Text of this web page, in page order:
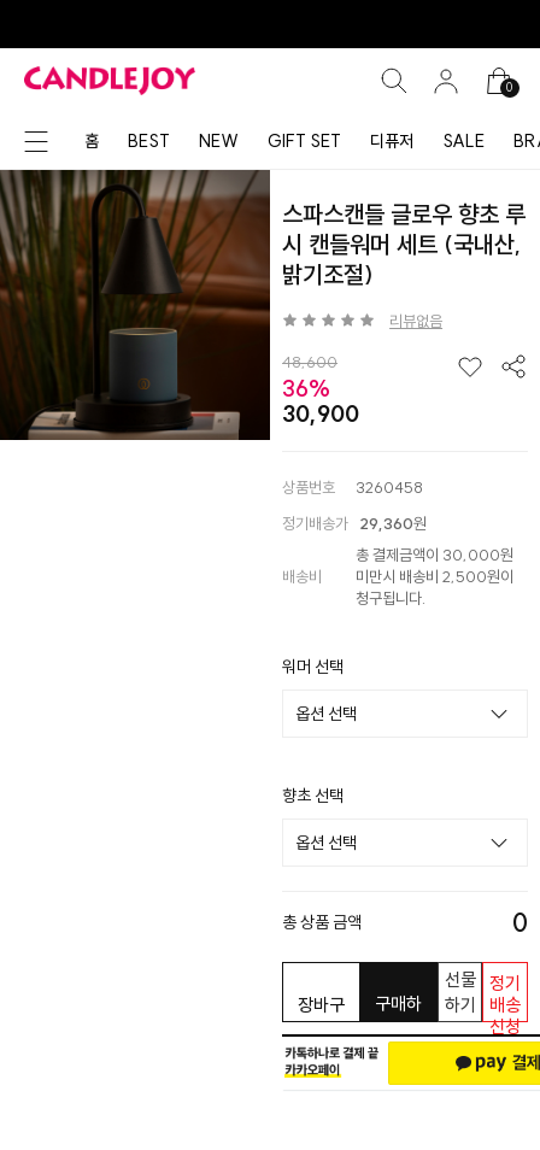
0
홈 BEST NEW GIFT SET 디퓨저 SALE
스파스캔들 글로우 향초 루
시 캔들워머 세트 (국내산,
밝기조절)
리뷰없음
48,600
36%
30,900
상품번호
3260458
정기배송가
29,360원
배송비
총 결제금액이 30,000원
미만시 배송비 2,500원이
청구됩니다.
워머 선택
향초 선택
총 상품 금액 0
장바구
니
구매하
선물
하기
정기
배송
신청